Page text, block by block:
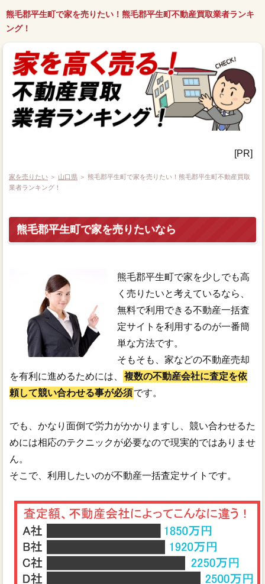
熊毛郡平生町で家を売りたい！熊毛郡平生町不動産買取業者ランキ
ング！
[PR]
家を売りたい ＞ 山口県 ＞ 熊毛郡平生町で家を売りたい！熊毛郡平生町不動産買取
業者ランキング！
熊毛郡平生町で家を売りたいなら
熊毛郡平生町で家を少しでも高
く売りたいと考えているなら、
無料で利用できる不動産一括査
定サイトを利用するのが一番簡
単な方法です。
そもそも、家などの不動産売却
を有利に進めるためには、
複数の不動産会社に査定を依
頼して競い合わせる事が必須です。
でも、かなり面倒で労力がかかりますし、競い合わせるた
めには相応のテクニックが必要なので現実的ではありませ
ん。
そこで、利用したいのが不動産一括査定サイトです。